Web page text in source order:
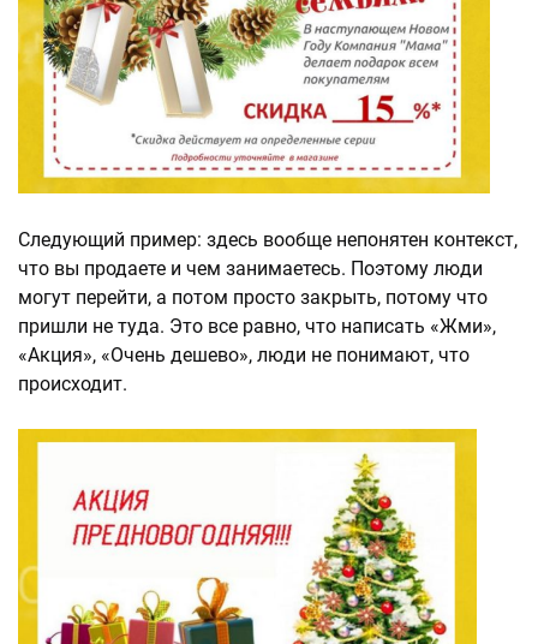
Следующий пример: здесь вообще непонятен контекст,
что вы продаете и чем занимаетесь. Поэтому люди
могут перейти, а потом просто закрыть, потому что
пришли не туда. Это все равно, что написать «Жми»,
«Акция», «Очень дешево», люди не понимают, что
происходит.